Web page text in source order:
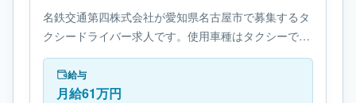
名鉄交通第四株式会社が愛知県名古屋市で募集するタ
クシードライバー求人です。使用車種はタクシーで
す。勤務時間は- シフト制です。必要免許は- 普通自動
車第二種免許です。
給与
月給61万円